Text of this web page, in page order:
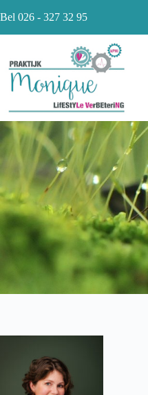
naar
Bel 026 - 327 32 95